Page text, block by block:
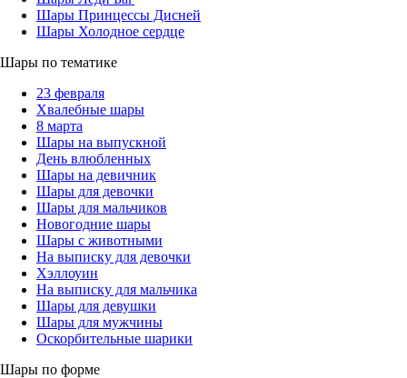
Шары Принцессы Дисней
Шары Холодное сердце
Шары по тематике
23 февраля
Хвалебные шары
8 марта
Шары на выпускной
День влюбленных
Шары на девичник
Шары для девочки
Шары для мальчиков
Новогодние шары
Шары с животными
На выписку для девочки
Хэллоуин
На выписку для мальчика
Шары для девушки
Шары для мужчины
Оскорбительные шарики
Шары по форме